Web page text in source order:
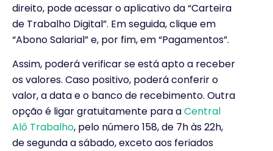
direito, pode acessar o aplicativo da “Carteira
de Trabalho Digital”. Em seguida, clique em
“Abono Salarial” e, por fim, em “Pagamentos”.
Assim, poderá verificar se está apto a receber
os valores. Caso positivo, poderá conferir o
valor, a data e o banco de recebimento. Outra
opção é ligar gratuitamente para aCentral
Alô Trabalho, pelo número 158, de 7h às 22h,
de segunda a sábado, exceto aos feriados